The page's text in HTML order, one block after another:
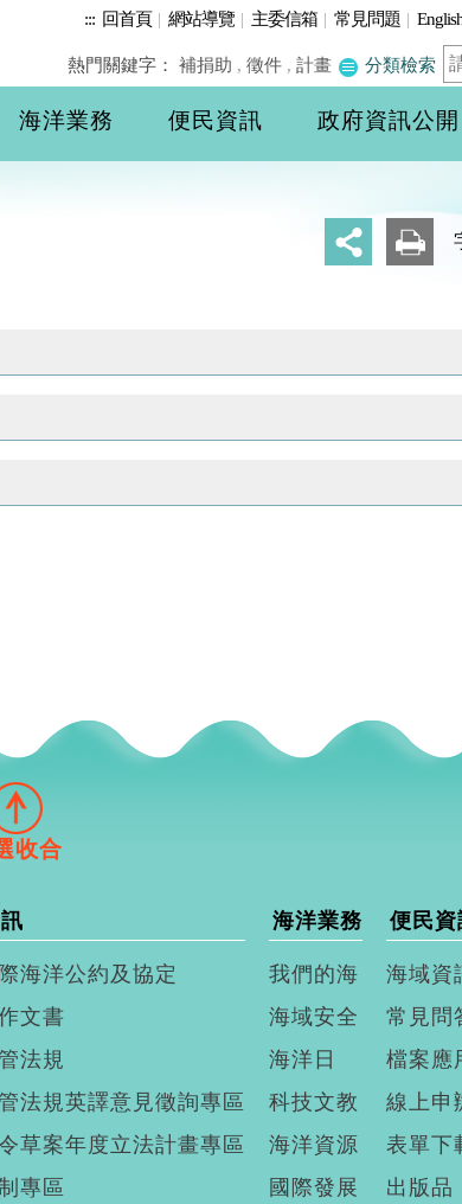
::: 回首頁| 網站導覽 | 主委信箱 | 常見問題 |
熱門關鍵字： 補捐助 , 徵件 , 計畫 分類檢索
海洋業務 便民資訊 政府資訊公開
海洋公約及協定
文書
法規
法規英譯意見徵詢專區
草案年度立法計畫專區
專區
海洋業務
我們的海
海域安全
海洋日
科技文教
海洋資源
國際發展
便民資
海域資
常見問
檔案應
線上申
表單下
出版品